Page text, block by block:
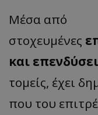
Μέσα από
στοχευμένες
και
τομείς, έχει
που του